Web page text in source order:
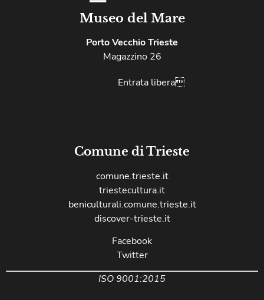
Museo del Mare
Porto Vecchio Trieste
Magazzino 26
Entrata libera
Comune di Trieste
comune.trieste.it
triestecultura.it
beniculturali.comune.trieste.it
discover-trieste.it
Facebook
Twitter
ISO 9001:2015